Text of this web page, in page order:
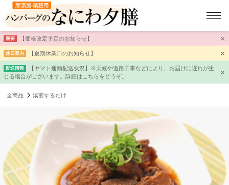
重要 【価格改定予定のお知らせ】
休日案内 【夏期休業日のお知らせ】
配送情報
【ヤマト運輸配送状況】※天候や道路工事などにより、お届けに遅れが生
じる場合がございます。詳細はこちらをどうぞ。
全商品 湯煎するだけ